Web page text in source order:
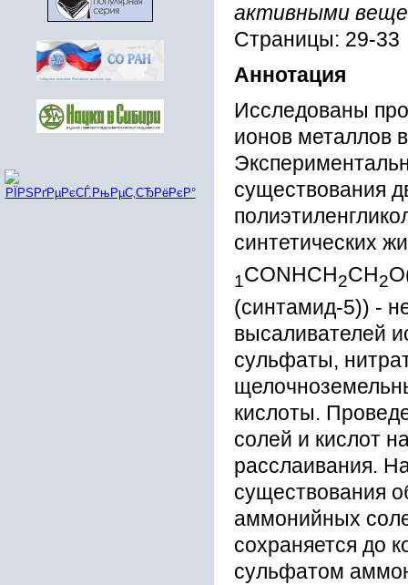
активными
Страницы: 29-33
Аннотация
Исследованы
ионов металлов
существования
синтетических
1CONHCH2CH2
(синтамид-5)) -
высаливателей
сульфаты,
кислоты.
солей и кислот
расслаивания.
существования
аммонийных
сохраняется до
сульфатом